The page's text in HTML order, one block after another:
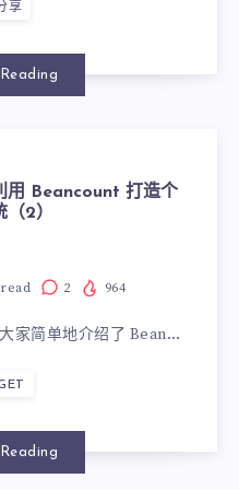
享
用 Beancount 打造个
2）
2 964
家简单地介绍了 Bean…